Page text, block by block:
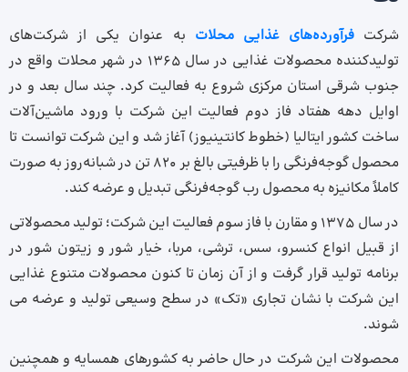
شرکتفرآورده‌­های غذایی محلات به عنوان یکی از شرکت‌های
تولیدکننده محصولات غذایی در سال 1365 در شهر محلات واقع در
جنوب شرقی استان مرکزی شروع به فعالیت کرد. چند سال بعد و در
اوایل دهه هفتاد فاز دوم فعالیت این شرکت با ورود ماشین‌آلات
ساخت کشور ایتالیا (خطوط کانتینیوز) آغاز شد و این شرکت توانست تا
محصول گوجه‌فرنگی را با ظرفیتی بالغ بر 820 تن در شبانه‌روز به صورت
کاملاً مکانیزه به محصول رب گوجه‌فرنگی تبدیل و عرضه کند.
در سال 1375 و مقارن با فاز سوم فعالیت این شرکت؛ تولید محصولاتی
از قبیل انواع کنسرو، سس، ترشی، مربا، خیار شور و زیتون شور در
برنامه تولید قرار گرفت و از آن زمان تا کنون محصولات متنوع غذایی
این شرکت با نشان تجاری «تک» در سطح وسیعی تولید و عرضه می
شوند.
محصولات این شرکت در حال حاضر به کشورهای همسایه و همچنین